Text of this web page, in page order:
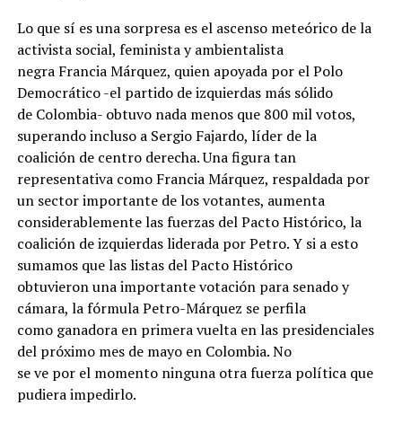
Lo que sí es una sorpresa es el ascenso meteórico de la
activista social, feminista y ambientalista
negra Francia Márquez, quien apoyada por el Polo
Democrático -el partido de izquierdas más sólido
de Colombia- obtuvo nada menos que 800 mil votos,
superando incluso a Sergio Fajardo, líder de la
coalición de centro derecha. Una figura tan
representativa como Francia Márquez, respaldada por
un sector importante de los votantes, aumenta
considerablemente las fuerzas del Pacto Histórico, la
coalición de izquierdas liderada por Petro. Y si a esto
sumamos que las listas del Pacto Histórico
obtuvieron una importante votación para senado y
cámara, la fórmula Petro-Márquez se perfila
como ganadora en primera vuelta en las presidenciales
del próximo mes de mayo en Colombia. No
se ve por el momento ninguna otra fuerza política que
pudiera impedirlo.